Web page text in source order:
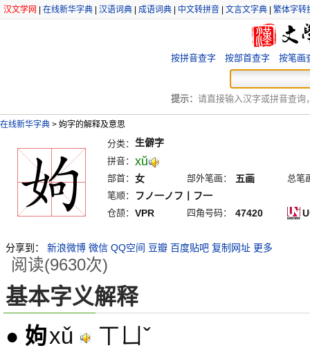
汉文学网 在线新华字典 汉语词典 成语词典 中文转拼音 文言文字典 繁体字转
按拼音查字 按部首查字 按笔画
提示： 请直接输入汉字或拼音查询
在线新华字典 > 姁字的解释及意思
分类： 生僻字
拼音： xŭ
部首： 女 部外笔画： 五画
总笔
笔顺：
フノ一ノフ丨フ一
仓颉： VPR 四角号码： 47420
分享到： 新浪微博 微信 QQ空间 豆瓣 百度贴吧 复制网址 更多
阅读(9630次)
基本字义解释
● 姁xǔ ㄒㄩˇ